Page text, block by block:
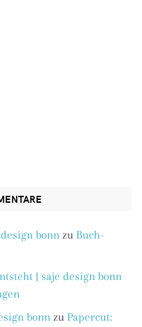
bonn zu Buch-
| saje design bonn
bonn zu Papercut: